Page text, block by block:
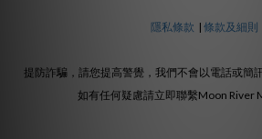
隱私條款 | 條款及細則
提防詐騙，請您提高警覺，我們不會以電話或簡
如有任何疑慮請立即聯繫Moon River